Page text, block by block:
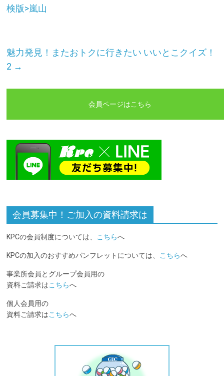
検版>嵐山
魅力発見！またおトクに行きたい いいとこクイズ！
2 →
会員ページはこちら
会員募集中！ご加入の資料請求は
KPCの会員制度については、 こちらへ
KPCの加入のおすすめパンフレットについては、 こちらへ
事業所会員とグループ会員用の
資料ご請求はこちらへ
個人会員用の
資料ご請求はこちらへ